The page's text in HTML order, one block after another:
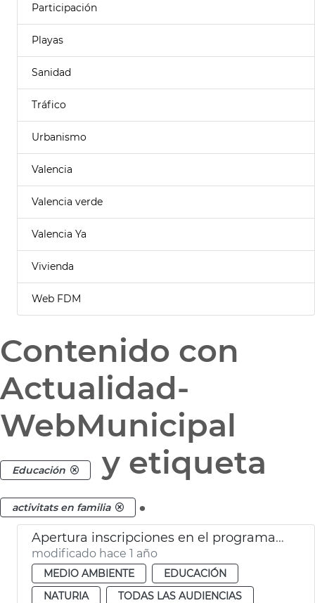
Participación
Playas
Sanidad
Tráfico
Urbanismo
Valencia
Valencia verde
Valencia Ya
Vivienda
Web FDM
Contenido con
Actualidad-
WebMunicipal
Educación y etiqueta
activitats en familia .
Apertura inscripciones en el programa Estiu DiverActiu 2025
modificado hace 1 año
MEDIO AMBIENTE
EDUCACIÓN
NATURIA
TODAS LAS AUDIENCIAS